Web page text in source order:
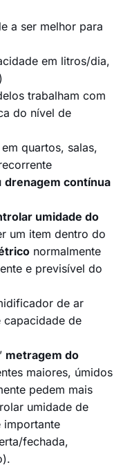
a ser melhor para
em litros/dia,
trabalham com
do nível de
em quartos, salas,
drenagem contínua
umidade do
um item dentro do
normalmente
e previsível do
de ar
capacidade de
metragem do
maiores, úmidos
pedem mais
umidade de
importante
fechada,